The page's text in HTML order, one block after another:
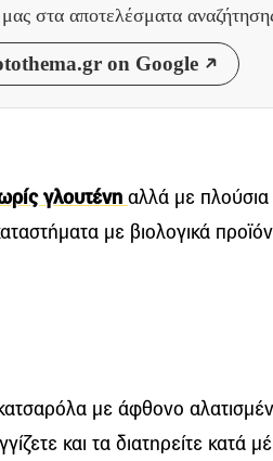
στα αποτελέσματα
on Google
γλουτένη αλλά με
με βιολογικά
με άφθονο
και τα διατηρείτε κατά